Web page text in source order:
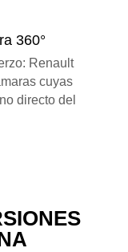
360°
Renault
cuyas
directo del